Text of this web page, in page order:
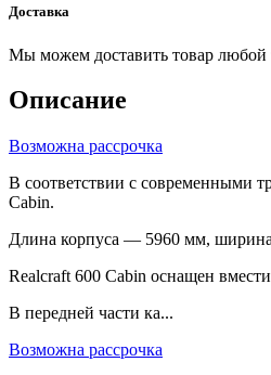
Доставка
Мы можем доставить товар любой
Описание
Возможна рассрочка
В соответствии с современными
Cabin.
Длина корпуса — 5960 мм,
Realcraft 600 Cabin оснащен
В передней части ка...
Возможна рассрочка